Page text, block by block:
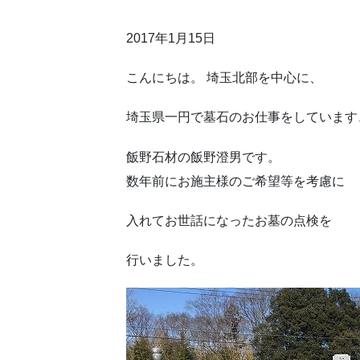
2017年1月15日
こんにちは。 埼玉北部を中心に、
埼玉県一円で墓石のお仕事をしています
飯野石材の飯野澄男です。
数年前にお施主様のご希望等を考慮に
入れてお世話になったお墓の点検を
行いました。